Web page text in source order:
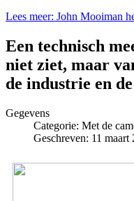
Lees meer: John Mooiman
Een technisch
niet ziet, maar
de industrie en
Gegevens
Categorie: Met de
Geschreven: 11 maart